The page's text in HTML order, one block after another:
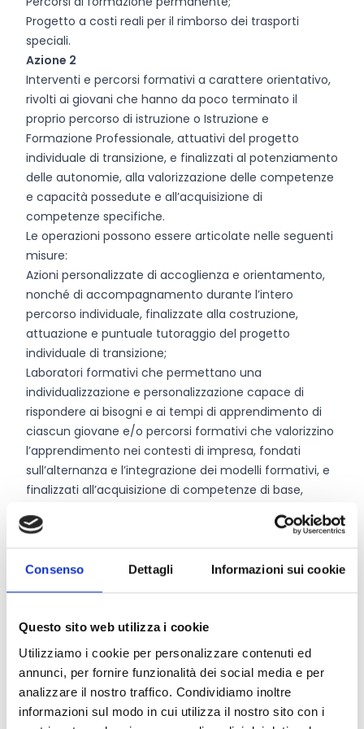
Consenso Dettagli Informazioni sui cookie
Questo sito web utilizza i cookie
Utilizziamo i cookie per personalizzare contenuti ed
annunci, per fornire funzionalità dei social media e per
analizzare il nostro traffico. Condividiamo inoltre
informazioni sul modo in cui utilizza il nostro sito con i
Progetto a costi reali per il rimborso dei trasporti
speciali.
Azione 2
Interventi e percorsi formativi a carattere orientativo,
rivolti ai giovani che hanno da poco terminato il
proprio percorso di istruzione o Istruzione e
Formazione Professionale, attuativi del progetto
individuale di transizione, e finalizzati al potenziamento
delle autonomie, alla valorizzazione delle competenze
e capacità possedute e all’acquisizione di
competenze specifiche.
Le operazioni possono essere articolate nelle seguenti
misure:
Azioni personalizzate di accoglienza e orientamento,
nonché di accompagnamento durante l’intero
percorso individuale, finalizzate alla costruzione,
attuazione e puntuale tutoraggio del progetto
individuale di transizione;
Laboratori formativi che permettano una
individualizzazione e personalizzazione capace di
rispondere ai bisogni e ai tempi di apprendimento di
ciascun giovane e/o percorsi formativi che valorizzino
l’apprendimento nei contesti di impresa, fondati
sull’alternanza e l’integrazione dei modelli formativi, e
finalizzati all’acquisizione di competenze di base,
attivare percorsi successivi di collocamento mirato;
Tirocini, comprensivi di azioni formative per la
sicurezza, indennità e formalizzazione delle
competenze;
definita in funzione delle specifiche esigenze
evidenziate dal giovane e necessaria per stare nei
diversi contesti (colloqui, aula, laboratorio, formazione
in contesto lavorativo, di impresa o altre
organizzazioni);
Progetto a costi reali per il rimborso dei trasporti